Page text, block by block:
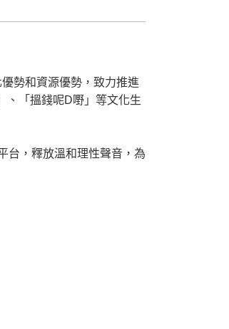
勢和資源優勢，致力推進
、「搵錢呢D嘢」等文化生
台，釋放溫和理性聲音，為